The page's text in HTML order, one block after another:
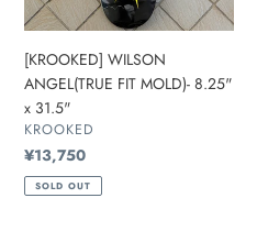
[KROOKED] WILSON
ANGEL(TRUE FIT MOLD)- 8.25"
x 31.5"
販
売
KROOKED
通
常
価
¥13,750
SOLD OUT